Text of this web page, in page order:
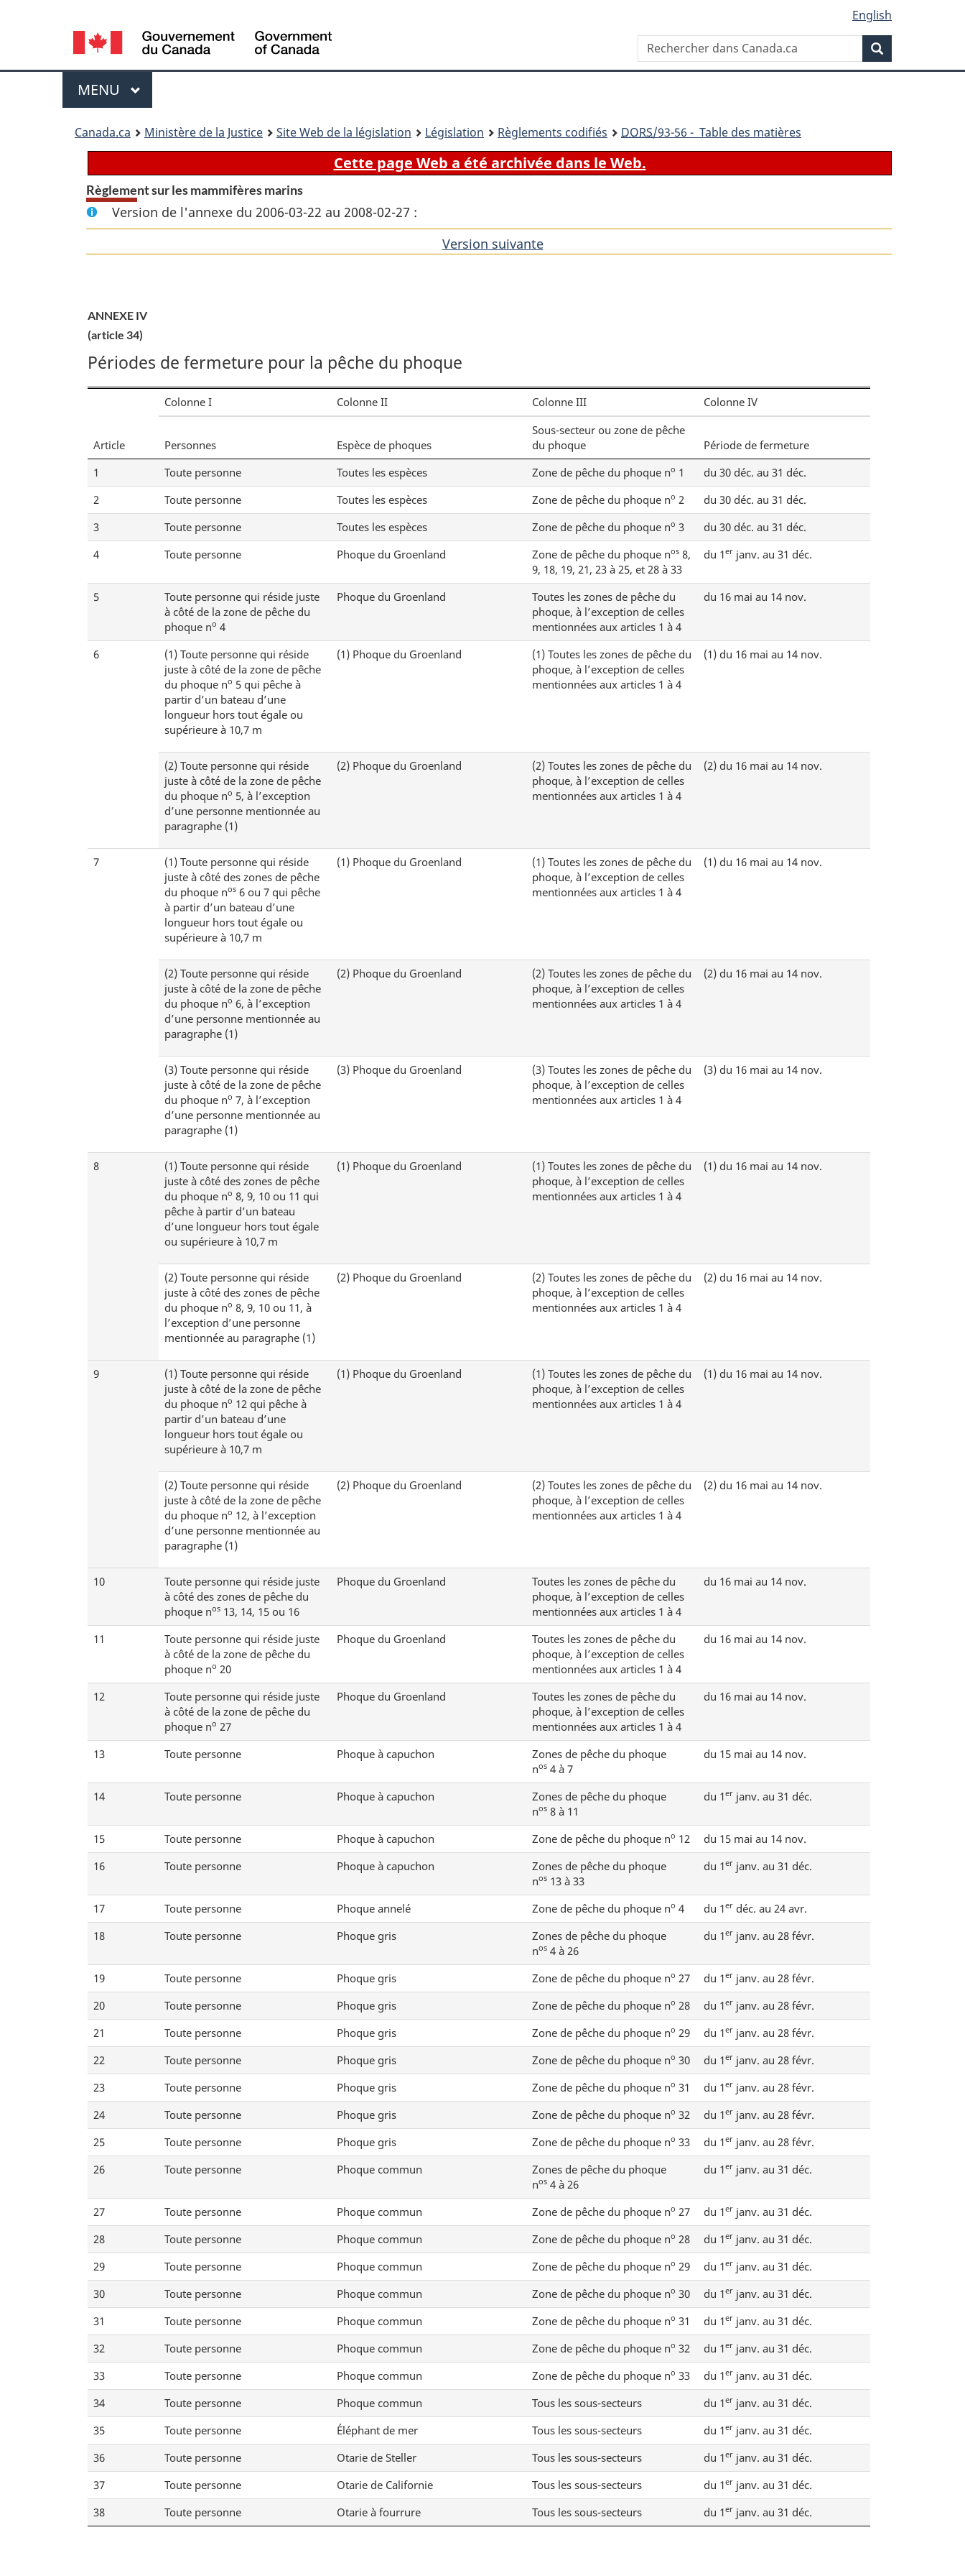
principal
À
site
version
Language
selection
English
Rechercher
dans
Canada.ca
Menu
MENU PRINCIPAL
Canada.ca Ministère de la Justice Site Web de la législation Législation Règlements codifiés DORS/93-56 - Table des matières
Cette page Web a été archivée dans le Web.
Règlement sur les mammifères marins
Version de l'annexe du 2006-03-22 au 2008-02-27 :
Version suivantede
ANNEXE IV
(article 34)
Périodes de fermeture pour la pêche du phoque
Article
Colonne I Colonne II Colonne III Colonne IV
Personnes Espèce de phoques
Sous-secteur ou zone de pêche
du phoque
Période de fermeture
1
Toute personne Toutes les espèces Zone de pêche du phoque no 1
du 30 déc. au 31 déc.
2
Toute personne Toutes les espèces Zone de pêche du phoque no 2
du 30 déc. au 31 déc.
3
Toute personne Toutes les espèces Zone de pêche du phoque no 3
du 30 déc. au 31 déc.
4
Toute personne Phoque du Groenland Zone de pêche du phoque nos 8,
9, 18, 19, 21, 23 à 25, et 28 à 33
du 1er janv. au 31 déc.
5
Toute personne qui réside juste
à côté de la zone de pêche du
phoque no 4
Phoque du Groenland
Toutes les zones de pêche du
phoque, à l’exception de celles
mentionnées aux articles 1 à 4
du 16 mai au 14 nov.
6 (1) Toute personne qui réside
juste à côté de la zone de pêche
du phoque no 5 qui pêche à
partir d’un bateau d’une
longueur hors tout égale ou
supérieure à 10,7 m
(1) Phoque du Groenland (1) Toutes les zones de pêche du
phoque, à l’exception de celles
mentionnées aux articles 1 à 4
(1) du 16 mai au 14 nov.
(2) Toute personne qui réside
juste à côté de la zone de pêche
du phoque no 5, à l’exception
d’une personne mentionnée au
paragraphe (1)
(2) Phoque du Groenland (2) Toutes les zones de pêche du
phoque, à l’exception de celles
mentionnées aux articles 1 à 4
(2) du 16 mai au 14 nov.
7 (1) Toute personne qui réside
juste à côté des zones de pêche
du phoque nos 6 ou 7 qui pêche
à partir d’un bateau d’une
longueur hors tout égale ou
supérieure à 10,7 m
(1) Phoque du Groenland (1) Toutes les zones de pêche du
phoque, à l’exception de celles
mentionnées aux articles 1 à 4
(1) du 16 mai au 14 nov.
(2) Toute personne qui réside
juste à côté de la zone de pêche
du phoque no 6, à l’exception
d’une personne mentionnée au
paragraphe (1)
(2) Phoque du Groenland (2) Toutes les zones de pêche du
phoque, à l’exception de celles
mentionnées aux articles 1 à 4
(2) du 16 mai au 14 nov.
(3) Toute personne qui réside
juste à côté de la zone de pêche
du phoque no 7, à l’exception
d’une personne mentionnée au
paragraphe (1)
(3) Phoque du Groenland (3) Toutes les zones de pêche du
phoque, à l’exception de celles
mentionnées aux articles 1 à 4
(3) du 16 mai au 14 nov.
8 (1) Toute personne qui réside
juste à côté des zones de pêche
du phoque no 8, 9, 10 ou 11 qui
pêche à partir d’un bateau
d’une longueur hors tout égale
ou supérieure à 10,7 m
(1) Phoque du Groenland (1) Toutes les zones de pêche du
phoque, à l’exception de celles
mentionnées aux articles 1 à 4
(1) du 16 mai au 14 nov.
(2) Toute personne qui réside
juste à côté des zones de pêche
du phoque no 8, 9, 10 ou 11, à
l’exception d’une personne
mentionnée au paragraphe (1)
(2) Phoque du Groenland (2) Toutes les zones de pêche du
phoque, à l’exception de celles
mentionnées aux articles 1 à 4
(2) du 16 mai au 14 nov.
9 (1) Toute personne qui réside
juste à côté de la zone de pêche
du phoque no 12 qui pêche à
partir d’un bateau d’une
longueur hors tout égale ou
supérieure à 10,7 m
(1) Phoque du Groenland (1) Toutes les zones de pêche du
phoque, à l’exception de celles
mentionnées aux articles 1 à 4
(1) du 16 mai au 14 nov.
(2) Toute personne qui réside
juste à côté de la zone de pêche
du phoque no 12, à l’exception
d’une personne mentionnée au
paragraphe (1)
(2) Phoque du Groenland (2) Toutes les zones de pêche du
phoque, à l’exception de celles
mentionnées aux articles 1 à 4
(2) du 16 mai au 14 nov.
10
Toute personne qui réside juste
à côté des zones de pêche du
phoque nos 13, 14, 15 ou 16
Phoque du Groenland
Toutes les zones de pêche du
phoque, à l’exception de celles
mentionnées aux articles 1 à 4
du 16 mai au 14 nov.
11
Toute personne qui réside juste
à côté de la zone de pêche du
phoque no 20
Phoque du Groenland
Toutes les zones de pêche du
phoque, à l’exception de celles
mentionnées aux articles 1 à 4
du 16 mai au 14 nov.
12
Toute personne qui réside juste
à côté de la zone de pêche du
phoque no 27
Phoque du Groenland
Toutes les zones de pêche du
phoque, à l’exception de celles
mentionnées aux articles 1 à 4
du 16 mai au 14 nov.
13 Toute personne Phoque à capuchon
Zones de pêche du phoque
nos 4 à 7
du 15 mai au 14 nov.
14 Toute personne Phoque à capuchon
Zones de pêche du phoque
nos 8 à 11
du 1er janv. au 31 déc.
15 Toute personne Phoque à capuchon Zone de pêche du phoque no 12
du 15 mai au 14 nov.
16
Toute personne Phoque à capuchon
Zones de pêche du phoque
nos 13 à 33
du 1er janv. au 31 déc.
17 Toute personne Phoque annelé Zone de pêche du phoque no 4 du 1er déc. au 24 avr.
18
Toute personne Phoque gris
Zones de pêche du phoque
nos 4 à 26
du 1er janv. au 28 févr.
19 Toute personne Phoque gris Zone de pêche du phoque no 27 du 1er janv. au 28 févr.
20
Toute personne Phoque gris Zone de pêche du phoque no 28 du 1er janv. au 28 févr.
21
Toute personne Phoque gris Zone de pêche du phoque no 29 du 1er janv. au 28 févr.
22
Toute personne Phoque gris Zone de pêche du phoque no 30 du 1er janv. au 28 févr.
23
Toute personne Phoque gris Zone de pêche du phoque no 31 du 1er janv. au 28 févr.
24
Toute personne Phoque gris Zone de pêche du phoque no 32 du 1er janv. au 28 févr.
25
Toute personne Phoque gris Zone de pêche du phoque no 33 du 1er janv. au 28 févr.
26
Toute personne Phoque commun
Zones de pêche du phoque
nos 4 à 26
du 1er janv. au 31 déc.
27 Toute personne Phoque commun Zone de pêche du phoque no 27 du 1er janv. au 31 déc.
28
Toute personne Phoque commun Zone de pêche du phoque no 28 du 1er janv. au 31 déc.
29
Toute personne Phoque commun Zone de pêche du phoque no 29 du 1er janv. au 31 déc.
30
Toute personne Phoque commun Zone de pêche du phoque no 30 du 1er janv. au 31 déc.
31
Toute personne Phoque commun Zone de pêche du phoque no 31 du 1er janv. au 31 déc.
32
Toute personne Phoque commun Zone de pêche du phoque no 32 du 1er janv. au 31 déc.
33
Toute personne Phoque commun Zone de pêche du phoque no 33 du 1er janv. au 31 déc.
34
Toute personne Phoque commun Tous les sous-secteurs du 1er janv. au 31 déc.
35
Toute personne Éléphant de mer Tous les sous-secteurs du 1er janv. au 31 déc.
36
Toute personne Otarie de Steller Tous les sous-secteurs du 1er janv. au 31 déc.
37
Toute personne Otarie de Californie Tous les sous-secteurs du 1er janv. au 31 déc.
38
Toute personne Otarie à fourrure Tous les sous-secteurs du 1er janv. au 31 déc.